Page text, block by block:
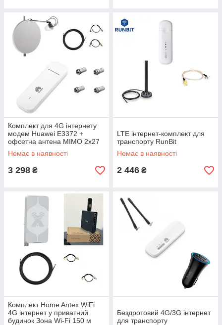
Комплект для 4G інтернету
модем Huawei E3372 +
офсетна антена MIMO 2x27
dBi
Немає в наявності
3 298 ₴
LTE інтернет-комплект для
транспорту RunBit
Немає в наявності
2 446 ₴
Комплект Home Antex WiFi
4G інтернет у приватний
будинок Зона Wi-Fi 150 м
Бездротовий 4G/3G інтернет
для транспорту